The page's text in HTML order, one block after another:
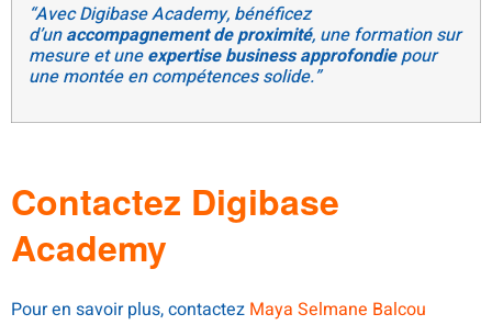
“Avec Digibase Academy, bénéficez
d’unaccompagnement de proximité, une formation sur
mesure et uneexpertise business approfondiepour
une montée en compétences solide.”
Contactez Digibase
Academy
Pour en savoir plus, contactez Maya Selmane Balcou